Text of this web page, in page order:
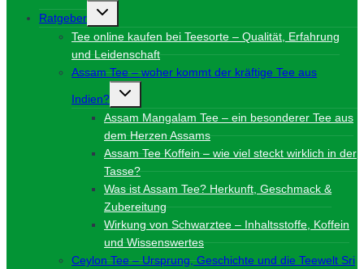
Ratgeber
Untermenü
umschalten
Tee online kaufen bei Teesorte – Qualität, Erfahrung
und Leidenschaft
Assam Tee – woher kommt der kräftige Tee aus
Indien?
Untermenü
umschalten
Assam Mangalam Tee – ein besonderer Tee aus
dem Herzen Assams
Assam Tee Koffein – wie viel steckt wirklich in der
Tasse?
Was ist Assam Tee? Herkunft, Geschmack &
Zubereitung
Wirkung von Schwarztee – Inhaltsstoffe, Koffein
und Wissenswertes
Ceylon Tee – Ursprung, Geschichte und die Teewelt Sri